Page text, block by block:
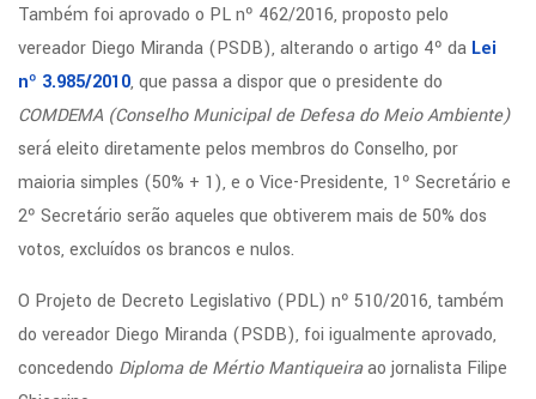
Também foi aprovado o PL nº 462/2016, proposto pelo
vereador Diego Miranda (PSDB), alterando o artigo 4º da Lei
nº 3.985/2010, que passa a dispor que o presidente do
COMDEMA (Conselho Municipal de Defesa do Meio Ambiente)
será eleito diretamente pelos membros do Conselho, por
maioria simples (50% + 1), e o Vice-Presidente, 1º Secretário e
2º Secretário serão aqueles que obtiverem mais de 50% dos
votos, excluídos os brancos e nulos.
O Projeto de Decreto Legislativo (PDL) nº 510/2016, também
do vereador Diego Miranda (PSDB), foi igualmente aprovado,
concedendo Diploma de Mértio Mantiqueiraao jornalista Filipe